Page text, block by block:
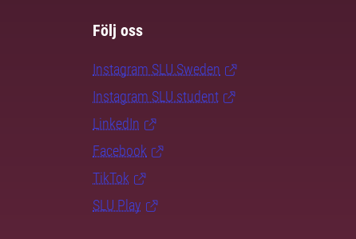
Följ oss
Instagram SLU.Sweden
Instagram SLU.student
LinkedIn
Facebook
TikTok
SLU Play